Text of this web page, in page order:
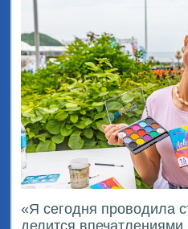
«Я сегодня проводила